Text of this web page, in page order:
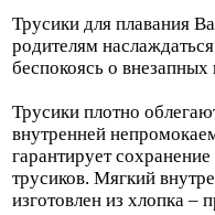
Трусики для плавания
родителям
беспокоясь о
Трусики плотно
внутренней
гарантирует
трусиков. Мягкий
изготовлен из хлопка –